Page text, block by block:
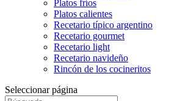
Platos fríos
Platos calientes
Recetario típico argentino
Recetario gourmet
Recetario light
Recetario navideño
Rincón de los cocineritos
Seleccionar página